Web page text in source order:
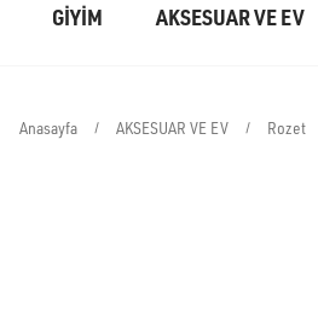
GİYİM AKSESUAR VE EV
Anasayfa AKSESUAR VE EV Rozet